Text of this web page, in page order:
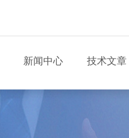
新闻中心 技术文章